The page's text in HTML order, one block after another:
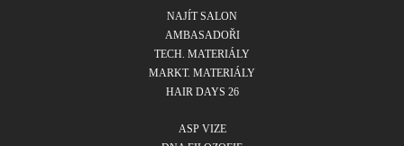
NAJÍT SALON
AMBASADOŘI
TECH. MATERIÁLY
MARKT. MATERIÁLY
HAIR DAYS 26
ASP VIZE